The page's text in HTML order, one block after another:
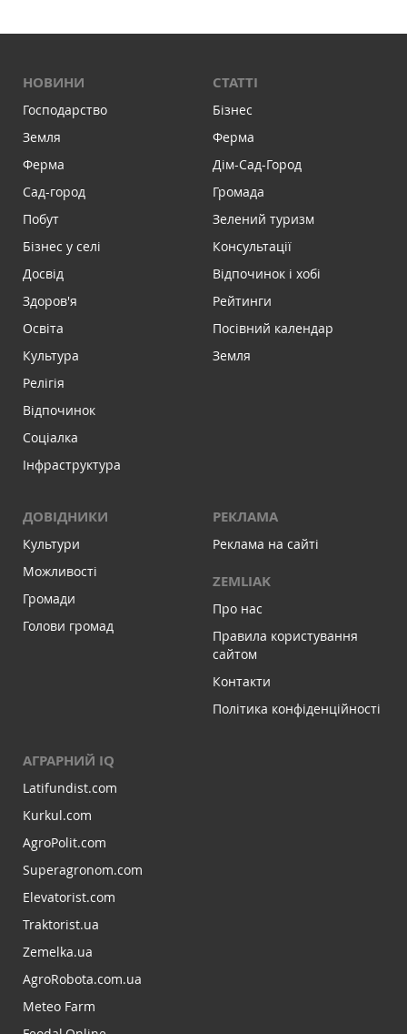
НОВИНИ
Господарство
Земля
Ферма
Сад-город
Побут
Бізнес у селі
Досвід
Здоров'я
Освіта
Культура
Релігія
Відпочинок
Соціалка
Інфраструктура
СТАТТІ
Бізнес
Ферма
Дім-Сад-Город
Громада
Зелений туризм
Консультації
Відпочинок і хобі
Рейтинги
Посівний календар
Земля
ДОВІДНИКИ
Культури
Можливості
Громади
Голови громад
РЕКЛАМА
Реклама на сайті
ZEMLIAK
Про нас
Правила користування
сайтом
Контакти
Політика конфіденційності
АГРАРНИЙ IQ
Latifundist.com
Kurkul.com
AgroPolit.com
Superagronom.com
Elevatorist.com
Traktorist.ua
Zemelka.ua
AgroRobota.com.ua
Meteo Farm